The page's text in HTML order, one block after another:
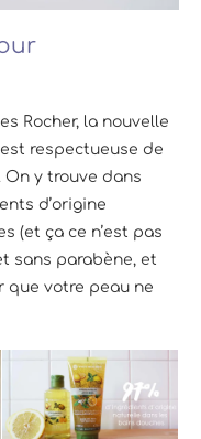
Rocher, la nouvelle
respectueuse de
On y trouve dans
d’origine
(et ça ce n’est pas
sans parabène, et
que votre peau ne